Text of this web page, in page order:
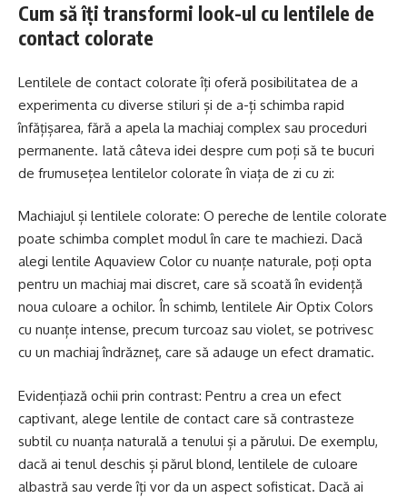
Cum să îți transformi look-ul cu lentilele de
contact colorate
Lentilele de contact colorate îți oferă posibilitatea de a
experimenta cu diverse stiluri și de a-ți schimba rapid
înfățișarea, fără a apela la machiaj complex sau proceduri
permanente. Iată câteva idei despre cum poți să te bucuri
de frumusețea lentilelor colorate în viața de zi cu zi:
Machiajul și lentilele colorate: O pereche de lentile colorate
poate schimba complet modul în care te machiezi. Dacă
alegi lentile Aquaview Color cu nuanțe naturale, poți opta
pentru un machiaj mai discret, care să scoată în evidență
noua culoare a ochilor. În schimb, lentilele Air Optix Colors
cu nuanțe intense, precum turcoaz sau violet, se potrivesc
cu un machiaj îndrăzneț, care să adauge un efect dramatic.
Evidențiază ochii prin contrast: Pentru a crea un efect
captivant, alege lentile de contact care să contrasteze
subtil cu nuanța naturală a tenului și a părului. De exemplu,
dacă ai tenul deschis și părul blond, lentilele de culoare
albastră sau verde îți vor da un aspect sofisticat. Dacă ai